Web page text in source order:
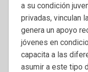
a su condición
privadas, vinculan
genera un apoyo
jóvenes en
capacita a las
asumir a este tipo